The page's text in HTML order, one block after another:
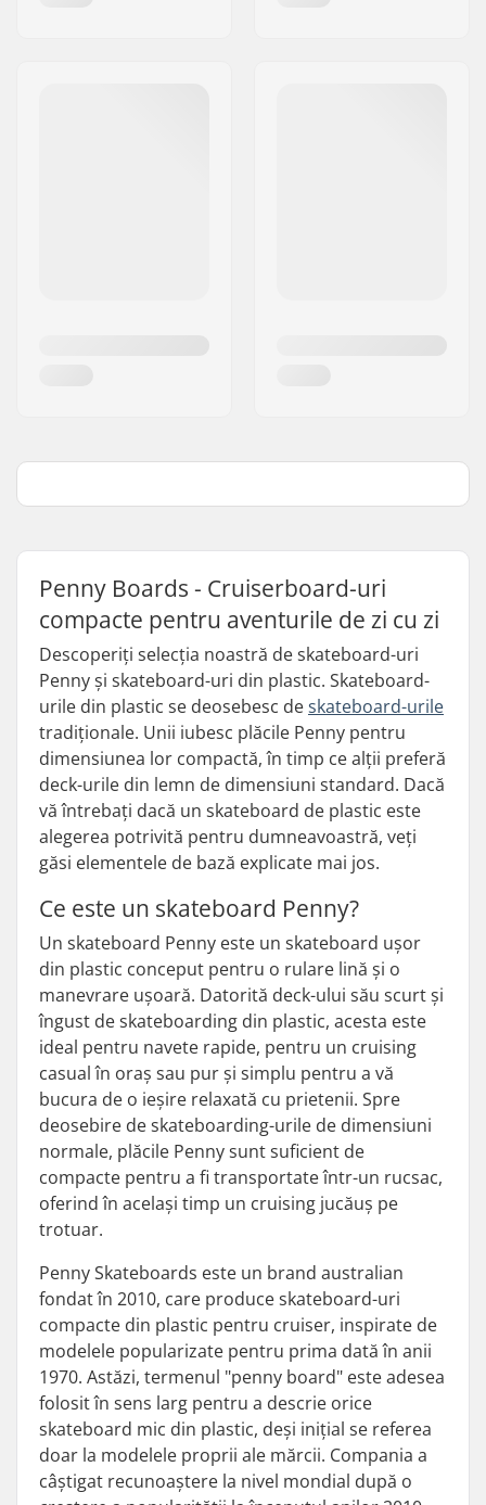
Penny Boards - Cruiserboard-uri
compacte pentru aventurile de zi cu zi
Descoperiți selecția noastră de skateboard-uri
Penny și skateboard-uri din plastic. Skateboard-
urile din plastic se deosebesc deskateboard-urile
tradiționale. Unii iubesc plăcile Penny pentru
dimensiunea lor compactă, în timp ce alții preferă
deck-urile din lemn de dimensiuni standard. Dacă
vă întrebați dacă un skateboard de plastic este
alegerea potrivită pentru dumneavoastră, veți
găsi elementele de bază explicate mai jos.
Ce este un skateboard Penny?
Un skateboard Penny este un skateboard ușor
din plastic conceput pentru o rulare lină și o
manevrare ușoară. Datorită deck-ului său scurt și
îngust de skateboarding din plastic, acesta este
ideal pentru navete rapide, pentru un cruising
casual în oraș sau pur și simplu pentru a vă
bucura de o ieșire relaxată cu prietenii. Spre
deosebire de skateboarding-urile de dimensiuni
normale, plăcile Penny sunt suficient de
compacte pentru a fi transportate într-un rucsac,
oferind în același timp un cruising jucăuș pe
trotuar.
Penny Skateboards este un brand australian
fondat în 2010, care produce skateboard-uri
compacte din plastic pentru cruiser, inspirate de
modelele popularizate pentru prima dată în anii
1970. Astăzi, termenul "penny board" este adesea
folosit în sens larg pentru a descrie orice
skateboard mic din plastic, deși inițial se referea
doar la modelele proprii ale mărcii. Compania a
câștigat recunoaștere la nivel mondial după o